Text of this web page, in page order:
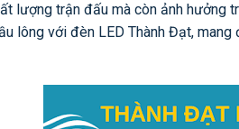
lượng trận đấu mà còn ảnh hưởng
lông với đèn LED Thành Đạt,